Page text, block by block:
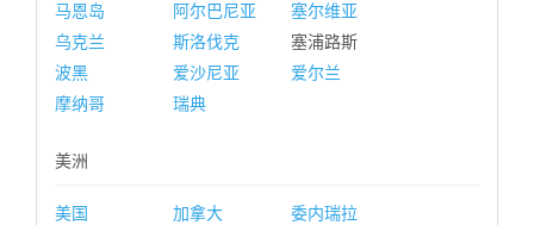
马恩岛
阿尔巴尼亚
塞尔维亚
乌克兰
斯洛伐克
塞浦路斯
波黑
爱沙尼亚
爱尔兰
摩纳哥
瑞典
美洲
美国 加拿大
委内瑞拉